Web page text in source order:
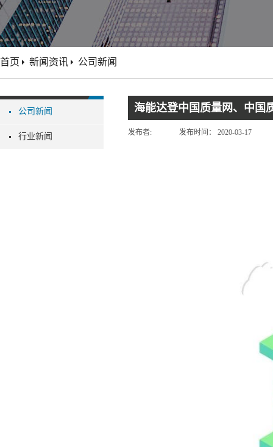
公司新闻
行业新闻
首页 新闻资讯 公司新闻
海能达登中国质量网、中国
发布者: 发布时间： 2020-03-17